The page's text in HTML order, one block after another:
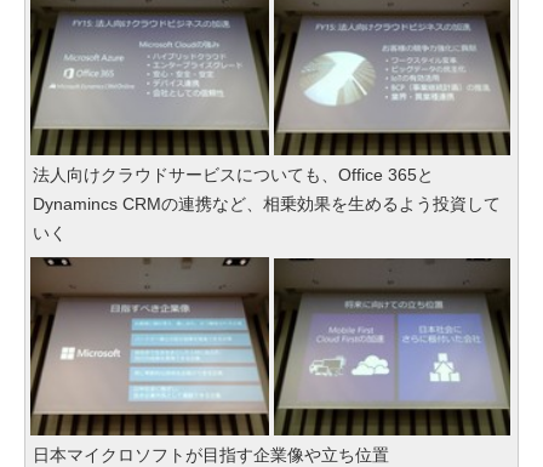
法人向けクラウドサービスについても、Office 365と
Dynamincs CRMの連携など、相乗効果を生めるよう投資して
いく
日本マイクロソフトが目指す企業像や立ち位置